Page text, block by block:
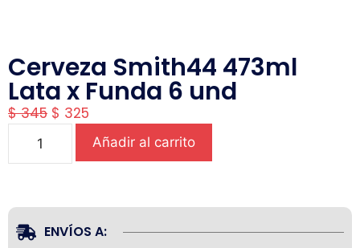
Cerveza Smith44 473ml
Lata x Funda 6 und
$345 $ 325
Añadir al carrito
ENVÍOS A: